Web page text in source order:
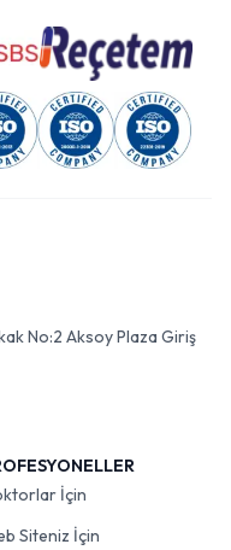
No:2 Aksoy Plaza Giriş
İçin
Siteniz İçin